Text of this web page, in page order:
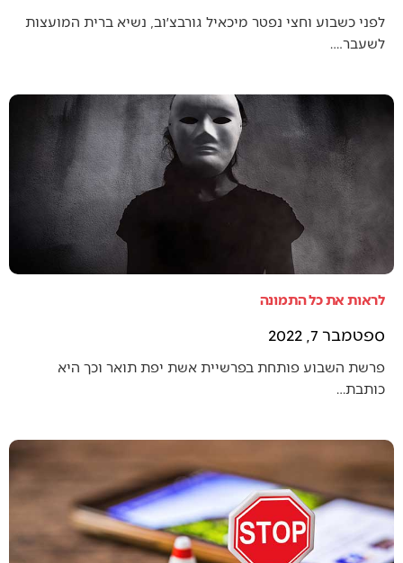
לפני כשבוע וחצי נפטר מיכאיל גורבצ׳וב, נשיא ברית המועצות
לשעבר.…
לראות את כל התמונה
ספטמבר 7, 2022
פרשת השבוע פותחת בפרשיית אשת יפת תואר וכך היא
כותבת…